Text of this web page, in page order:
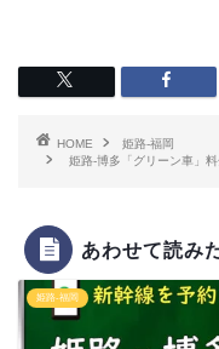
HOME
姫路-福岡
姫路-博多「グリーン車」
あわせて読み
姫路-福岡